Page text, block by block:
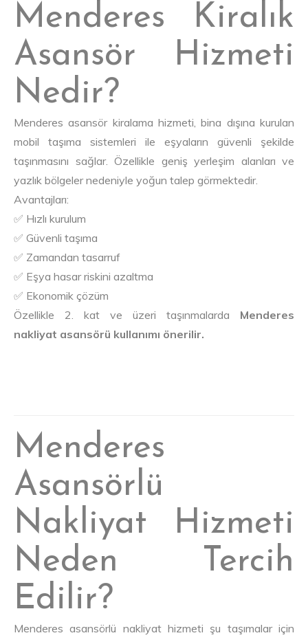
Menderes Kiralık
Asansör Hizmeti
Nedir?
Menderes asansör kiralama hizmeti, bina dışına kurulan
mobil taşıma sistemleri ile eşyaların güvenli şekilde
taşınmasını sağlar. Özellikle geniş yerleşim alanları ve
yazlık bölgeler nedeniyle yoğun talep görmektedir.
Avantajları:
✅ Hızlı kurulum
✅ Güvenli taşıma
✅ Zamandan tasarruf
✅ Eşya hasar riskini azaltma
✅ Ekonomik çözüm
Özellikle 2. kat ve üzeri taşınmalarda Menderes
nakliyat asansörü kullanımı önerilir.
Menderes
Asansörlü
Nakliyat Hizmeti
Neden Tercih
Edilir?
Menderes asansörlü nakliyat hizmeti şu taşımalar için